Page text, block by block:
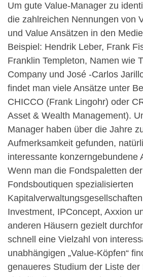
Um gute Value-Manager zu
die zahlreichen Nennungen von
und Value Ansätzen in den
Beispiel: Hendrik Leber, Frank
Franklin Templeton, Namen wie
Company und José -Carlos
findet man viele Ansätze unter
CHICCO (Frank Lingohr) oder
Asset & Wealth Management).
Manager haben über die Jahre
Aufmerksamkeit gefunden,
interessante konzerngebundene
Wenn man die Fondspaletten
Fondsboutiquen spezialisierten
Investment, IPConcept, Axxion
anderen Häusern gezielt
schnell eine Vielzahl von
unabhängigen „Value-Köpfen“
genaueres Studium der Liste